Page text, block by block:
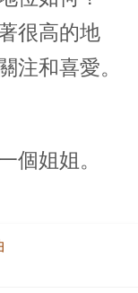
很高的地
注和喜愛。
個姐姐。